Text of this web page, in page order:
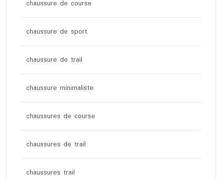
chaussure de course
chaussure de sport
chaussure de trail
chaussure minimaliste
chaussures de course
chaussures de trail
chaussures trail